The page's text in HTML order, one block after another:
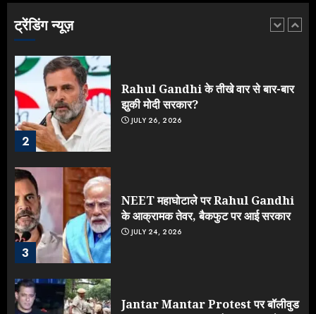
ट्रेंडिंग न्यूज़
1
2
Rahul Gandhi के तीखे वार से बार-बार
झुकी मोदी सरकार?
JULY 26, 2026
3
NEET महाघोटाले पर Rahul Gandhi
के आक्रामक तेवर, बैकफुट पर आई सरकार
JULY 24, 2026
Jantar Mantar Protest पर बॉलीवुड